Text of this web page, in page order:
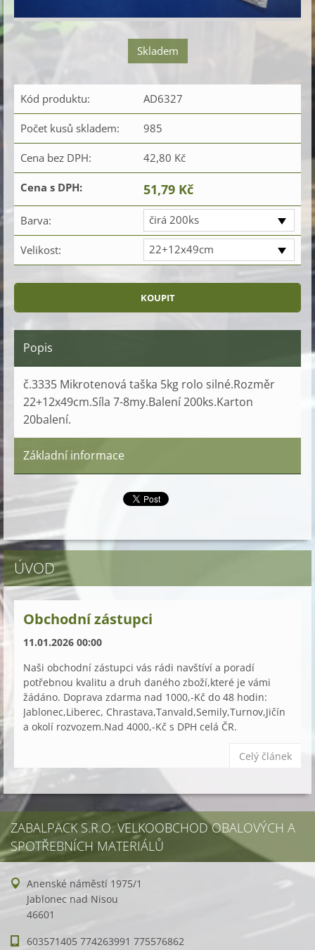
Skladem
Kód produktu: AD6327
Počet kusů skladem: 985
Cena bez DPH: 42,80 Kč
Cena s DPH: 51,79 Kč
Barva: čirá 200ks
Velikost: 22+12x49cm
Popis
č.3335 Mikrotenová taška 5kg rolo silné.Rozměr
22+12x49cm.Síla 7-8my.Balení 200ks.Karton
20balení.
Základní informace
ÚVOD
Obchodní zástupci
11.01.2026 00:00
Naši obchodní zástupci vás rádi navštíví a poradí
potřebnou kvalitu a druh daného zboží,které je vámi
žádáno. Doprava zdarma nad 1000,-Kč do 48 hodin:
Jablonec,Liberec, Chrastava,Tanvald,Semily,Turnov,Jičín
a okolí rozvozem.Nad 4000,-Kč s DPH celá ČR.
Celý článek
ZABALPACK S.R.O. VELKOOBCHOD OBALOVÝCH A
SPOTŘEBNÍCH MATERIÁLŮ
Anenské náměstí 1975/1
Jablonec nad Nisou
46601
603571405 774263991 775576862